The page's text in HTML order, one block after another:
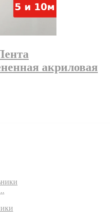
акриловая